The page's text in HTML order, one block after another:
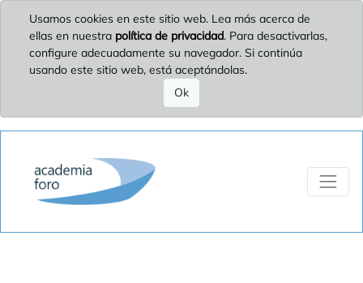
Usamos cookies en este sitio web. Lea más acerca de
ellas en nuestra política de privacidad. Para desactivarlas,
configure adecuadamente su navegador. Si continúa
usando este sitio web, está aceptándolas.
Ok